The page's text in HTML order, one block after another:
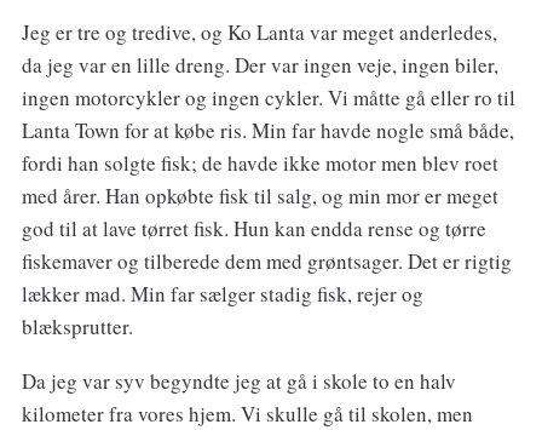
Jeg er tre og tredive, og Ko Lanta var meget anderledes,
da jeg var en lille dreng. Der var ingen veje, ingen biler,
ingen motorcykler og ingen cykler. Vi måtte gå eller ro til
Lanta Town for at købe ris. Min far havde nogle små både,
fordi han solgte fisk; de havde ikke motor men blev roet
med årer. Han opkøbte fisk til salg, og min mor er meget
god til at lave tørret fisk. Hun kan endda rense og tørre
fiskemaver og tilberede dem med grøntsager. Det er rigtig
lækker mad. Min far sælger stadig fisk, rejer og
blæksprutter.
Da jeg var syv begyndte jeg at gå i skole to en halv
kilometer fra vores hjem. Vi skulle gå til skolen, men